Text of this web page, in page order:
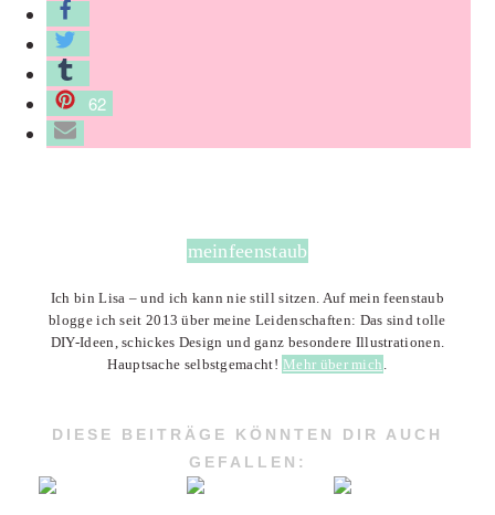
62
meinfeenstaub
Ich bin Lisa – und ich kann nie still sitzen. Auf mein feenstaub
blogge ich seit 2013 über meine Leidenschaften: Das sind tolle
DIY-Ideen, schickes Design und ganz besondere Illustrationen.
Hauptsache selbstgemacht! Mehr über mich .
DIESE BEITRÄGE KÖNNTEN DIR AUCH
GEFALLEN: